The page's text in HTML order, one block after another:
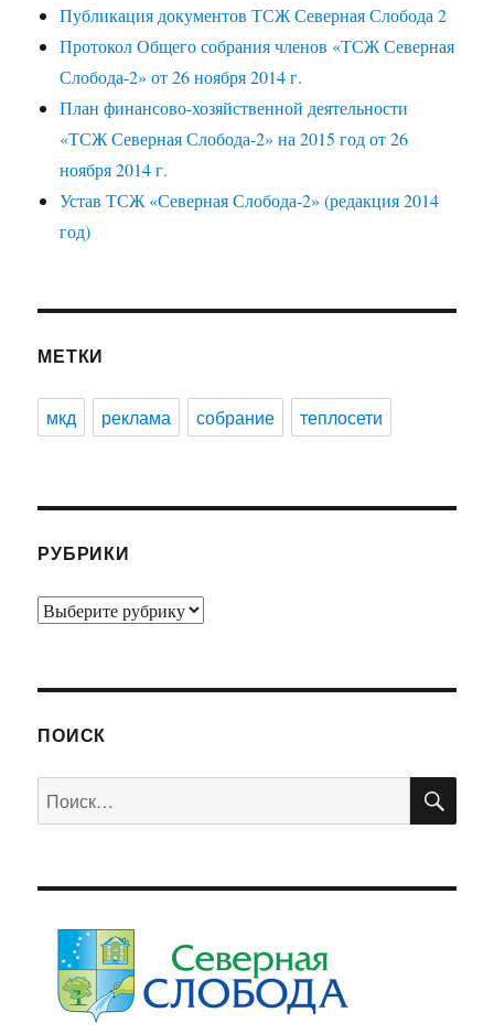
Публикация документов ТСЖ Северная Слобода 2
Протокол Общего собрания членов «ТСЖ Северная
Слобода-2» от 26 ноября 2014 г.
План финансово-хозяйственной деятельности
«ТСЖ Северная Слобода-2» на 2015 год от 26
ноября 2014 г.
Устав ТСЖ «Северная Слобода-2» (редакция 2014
год)
МЕТКИ
мкд реклама собрание теплосети
РУБРИКИ
Рубрики
ПОИСК
Искать: